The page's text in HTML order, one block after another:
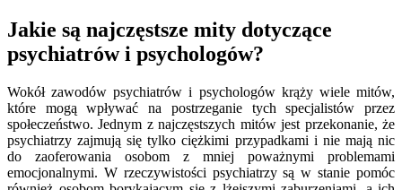
Jakie są najczęstsze mity dotyczące
psychiatrów i psychologów?
Wokół zawodów psychiatrów i psychologów krąży wiele mitów,
które mogą wpływać na postrzeganie tych specjalistów przez
społeczeństwo. Jednym z najczęstszych mitów jest przekonanie, że
psychiatrzy zajmują się tylko ciężkimi przypadkami i nie mają nic
do zaoferowania osobom z mniej poważnymi problemami
emocjonalnymi. W rzeczywistości psychiatrzy są w stanie pomóc